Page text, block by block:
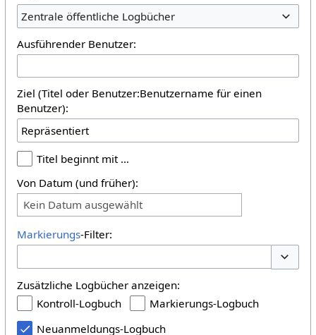
Zentrale öffentliche Logbücher
Ausführender Benutzer:
Ziel (Titel oder Benutzer:Benutzername für einen
Benutzer):
Titel beginnt mit …
Von Datum (und früher):
Kein Datum ausgewählt
Markierungs-Filter:
Zusätzliche Logbücher anzeigen:
Kontroll-Logbuch
Markierungs-Logbuch
Neuanmeldungs-Logbuch